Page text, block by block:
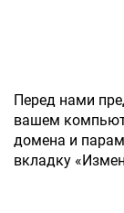
Перед нами
вашем
домена и
вкладку